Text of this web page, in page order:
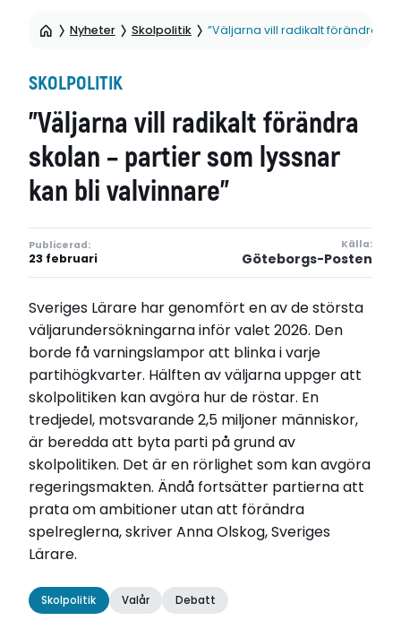
Nyheter Skolpolitik ”Väljarna vill radikalt förändra
SKOLPOLITIK
”Väljarna vill radikalt förändra
skolan – partier som lyssnar
kan bli valvinnare”
Publicerad:
23 februari
Källa:
Göteborgs-Posten
Sveriges Lärare har genomfört en av de största
väljarundersökningarna inför valet 2026. Den
borde få varningslampor att blinka i varje
partihögkvarter. Hälften av väljarna uppger att
skolpolitiken kan avgöra hur de röstar. En
tredjedel, motsvarande 2,5 miljoner människor,
är beredda att byta parti på grund av
skolpolitiken. Det är en rörlighet som kan avgöra
regeringsmakten. Ändå fortsätter partierna att
prata om ambitioner utan att förändra
spelreglerna, skriver Anna Olskog, Sveriges
Lärare.
Skolpolitik Valår Debatt